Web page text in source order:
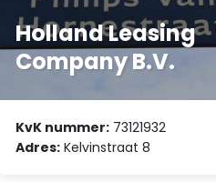
Holland Leasing
Company B.V.
KvK nummer: 73121932
Adres: Kelvinstraat 8